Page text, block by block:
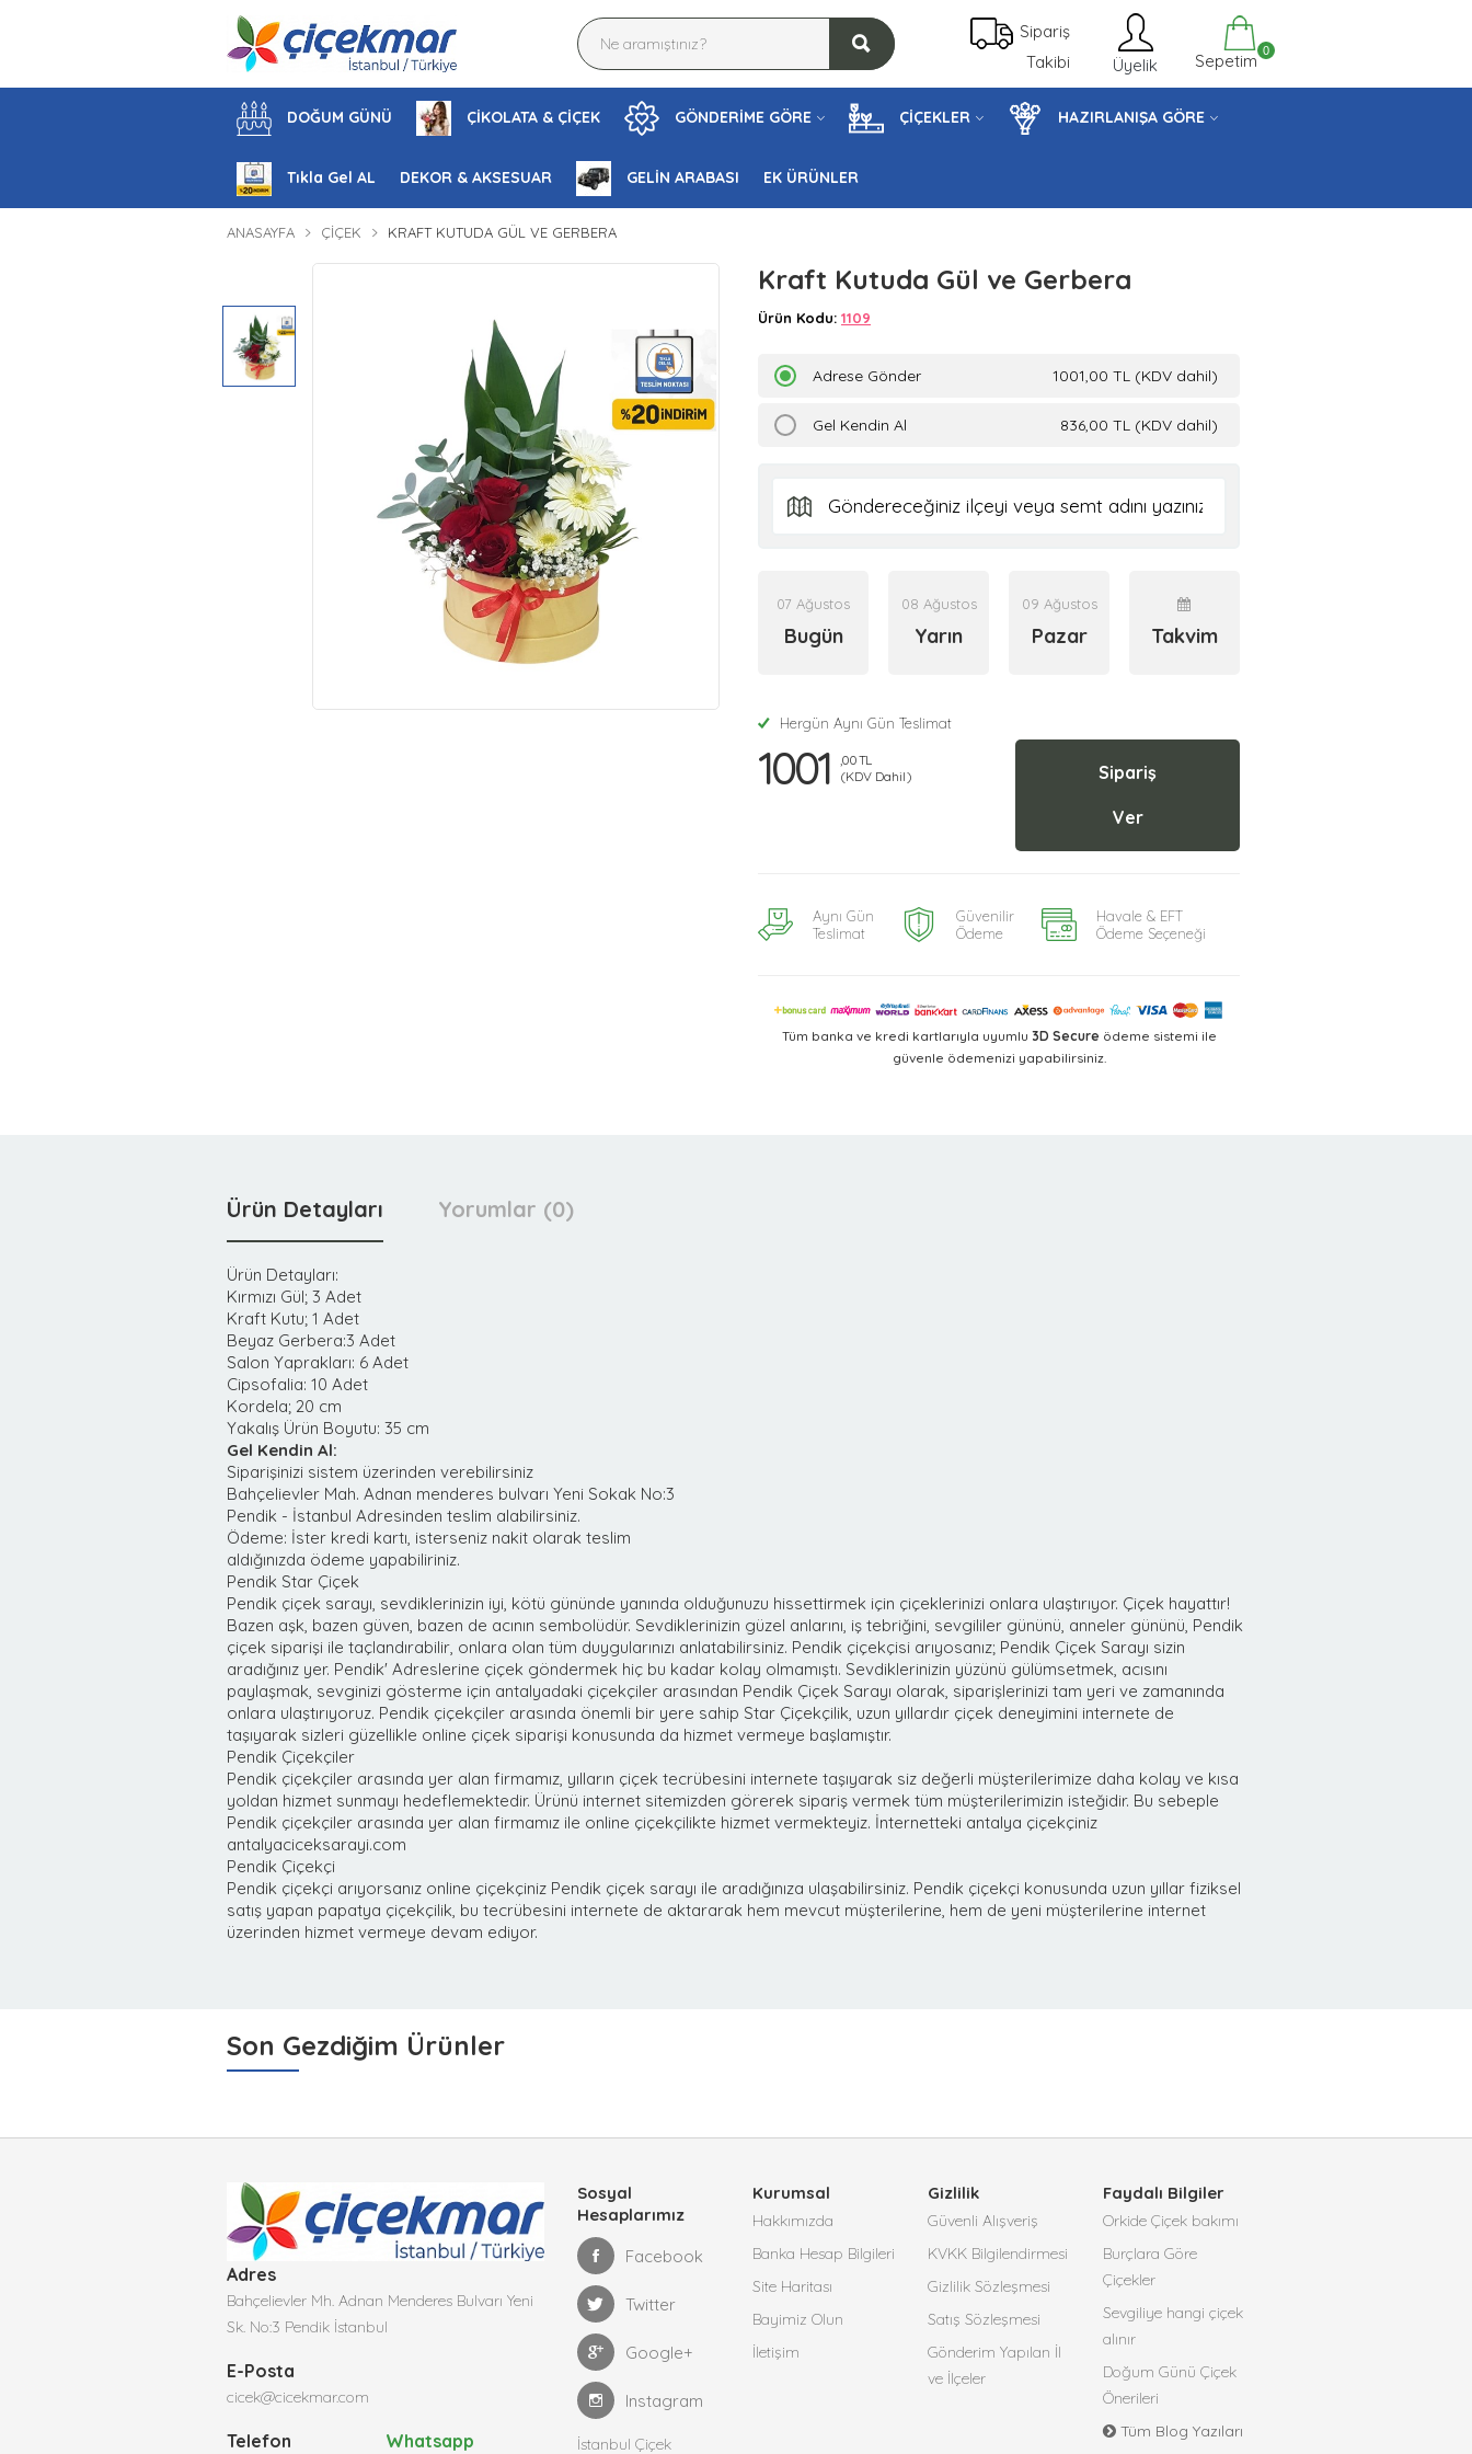
Sipariş
Takibi
Üyelik Sepetim 0
DOĞUM GÜNÜ ÇİKOLATA & ÇİÇEK GÖNDERİME GÖRE ÇİÇEKLER HAZIRLANIŞA GÖRE
Tıkla Gel AL DEKOR & AKSESUAR GELİN ARABASI EK ÜRÜNLER
ANASAYFA ÇIÇEK KRAFT KUTUDA GÜL VE GERBERA
Kraft Kutuda Gül ve Gerbera
Ürün Kodu: 1109
Adrese Gönder 1001,00 TL (KDV dahil)
Gel Kendin Al 836,00 TL (KDV dahil)
07 Ağustos
Bugün
08 Ağustos
Yarın
09 Ağustos
Pazar Takvim
Hergün Aynı Gün Teslimat
1001
,00 TL
(KDV Dahil)
Sipariş
Ver
Aynı Gün
Teslimat
Güvenilir
Ödeme
Havale & EFT
Ödeme Seçeneği
Tüm banka ve kredi kartlarıyla uyumlu 3D Secure ödeme sistemi ile
güvenle ödemenizi yapabilirsiniz.
Ürün Detayları Yorumlar (0)
Ürün Detayları:
Kırmızı Gül; 3 Adet
Kraft Kutu; 1 Adet
Beyaz Gerbera:3 Adet
Salon Yaprakları: 6 Adet
Cipsofalia: 10 Adet
Kordela; 20 cm
Yakalış Ürün Boyutu: 35 cm
Gel Kendin Al:
Siparişinizi sistem üzerinden verebilirsiniz
Bahçelievler Mah. Adnan menderes bulvarı Yeni Sokak No:3
Pendik - İstanbul Adresinden teslim alabilirsiniz.
Ödeme: İster kredi kartı, isterseniz nakit olarak teslim
aldığınızda ödeme yapabiliriniz.
Pendik Star Çiçek
Pendik çiçek sarayı, sevdiklerinizin iyi, kötü gününde yanında olduğunuzu hissettirmek için çiçeklerinizi onlara ulaştırıyor. Çiçek hayattır!
Bazen aşk, bazen güven, bazen de acının sembolüdür. Sevdiklerinizin güzel anlarını, iş tebriğini, sevgililer gününü, anneler gününü, Pendik
çiçek siparişi ile taçlandırabilir, onlara olan tüm duygularınızı anlatabilirsiniz. Pendik çiçekçisi arıyosanız; Pendik Çiçek Sarayı sizin
aradığınız yer. Pendik' Adreslerine çiçek göndermek hiç bu kadar kolay olmamıştı. Sevdiklerinizin yüzünü gülümsetmek, acısını
paylaşmak, sevginizi gösterme için antalyadaki çiçekçiler arasından Pendik Çiçek Sarayı olarak, siparişlerinizi tam yeri ve zamanında
onlara ulaştırıyoruz. Pendik çiçekçiler arasında önemli bir yere sahip Star Çiçekçilik, uzun yıllardır çiçek deneyimini internete de
taşıyarak sizleri güzellikle online çiçek siparişi konusunda da hizmet vermeye başlamıştır.
Pendik Çiçekçiler
Pendik çiçekçiler arasında yer alan firmamız, yılların çiçek tecrübesini internete taşıyarak siz değerli müşterilerimize daha kolay ve kısa
yoldan hizmet sunmayı hedeflemektedir. Ürünü internet sitemizden görerek sipariş vermek tüm müşterilerimizin isteğidir. Bu sebeple
Pendik çiçekçiler arasında yer alan firmamız ile online çiçekçilikte hizmet vermekteyiz. İnternetteki antalya çiçekçiniz
antalyaciceksarayi.com
Pendik Çiçekçi
Pendik çiçekçi arıyorsanız online çiçekçiniz Pendik çiçek sarayı ile aradığınıza ulaşabilirsiniz. Pendik çiçekçi konusunda uzun yıllar fiziksel
satış yapan papatya çiçekçilik, bu tecrübesini internete de aktararak hem mevcut müşterilerine, hem de yeni müşterilerine internet
üzerinden hizmet vermeye devam ediyor.
Son Gezdiğim Ürünler
Adres
Bahçelievler Mh. Adnan Menderes Bulvarı Yeni
Sk. No:3 Pendik İstanbul
E-Posta
cicek@cicekmar.com
Telefon Whatsapp
Sosyal
Hesaplarımız
Facebook
Twitter
Google+
Instagram
İstanbul Çiçek
Kurumsal
Hakkımızda
Banka Hesap Bilgileri
Site Haritası
Bayimiz Olun
İletişim
Gizlilik
Güvenli Alışveriş
KVKK Bilgilendirmesi
Gizlilik Sözleşmesi
Satış Sözleşmesi
Gönderim Yapılan İl
ve İlçeler
Faydalı Bilgiler
Orkide Çiçek bakımı
Burçlara Göre
Çiçekler
Sevgiliye hangi çiçek
alınır
Doğum Günü Çiçek
Önerileri
Tüm Blog Yazıları